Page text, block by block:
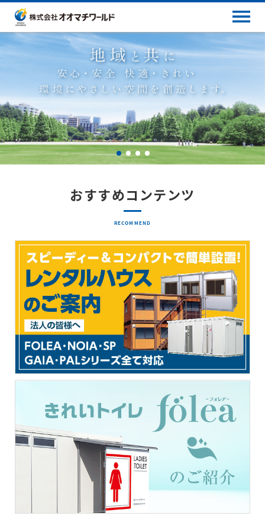
おすすめコンテンツ
RECOMMEND